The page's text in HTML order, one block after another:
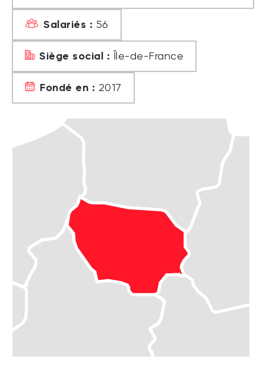
Salariés : 56
Siège social : Île-de-France
Fondé en : 2017